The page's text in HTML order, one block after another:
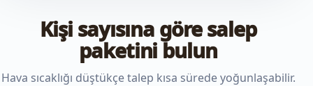
Kişi sayısına göre salep
paketini bulun
Hava sıcaklığı düştükçe talep kısa sürede yoğunlaşabilir.